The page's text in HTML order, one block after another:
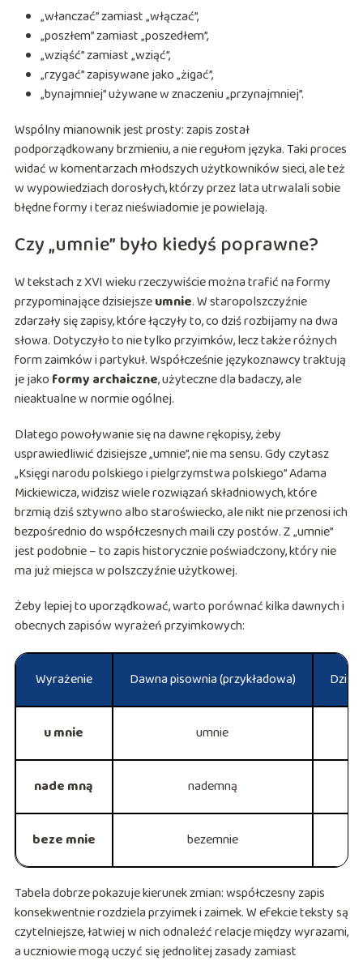
„włanczać” zamiast „włączać”,
„poszłem” zamiast „poszedłem”,
„wziąść” zamiast „wziąć”,
„rzygać” zapisywane jako „żigać”,
„bynajmniej” używane w znaczeniu „przynajmniej”.
Wspólny mianownik jest prosty: zapis został
podporządkowany brzmieniu, a nie regułom języka. Taki proces
widać w komentarzach młodszych użytkowników sieci, ale też
w wypowiedziach dorosłych, którzy przez lata utrwalali sobie
błędne formy i teraz nieświadomie je powielają.
Czy „umnie” było kiedyś poprawne?
W tekstach z XVI wieku rzeczywiście można trafić na formy
przypominające dzisiejszeumnie. W staropolszczyźnie
zdarzały się zapisy, które łączyły to, co dziś rozbijamy na dwa
słowa. Dotyczyło to nie tylko przyimków, lecz także różnych
form zaimków i partykuł. Współcześnie językoznawcy traktują
je jako formy archaiczne, użyteczne dla badaczy, ale
nieaktualne w normie ogólnej.
Dlatego powoływanie się na dawne rękopisy, żeby
usprawiedliwić dzisiejsze „umnie”, nie ma sensu. Gdy czytasz
„Księgi narodu polskiego i pielgrzymstwa polskiego” Adama
Mickiewicza, widzisz wiele rozwiązań składniowych, które
brzmią dziś sztywno albo staroświecko, ale nikt nie przenosi ich
bezpośrednio do współczesnych maili czy postów. Z „umnie”
jest podobnie – to zapis historycznie poświadczony, który nie
ma już miejsca w polszczyźnie użytkowej.
Żeby lepiej to uporządkować, warto porównać kilka dawnych i
obecnych zapisów wyrażeń przyimkowych:
Wyrażenie Dawna pisownia (przykładowa)
u mnie umnie
nade mną nademną
beze mnie bezemnie
Tabela dobrze pokazuje kierunek zmian: współczesny zapis
konsekwentnie rozdziela przyimek i zaimek. W efekcie teksty są
czytelniejsze, łatwiej w nich odnaleźć relacje między wyrazami,
a uczniowie mogą uczyć się jednolitej zasady zamiast